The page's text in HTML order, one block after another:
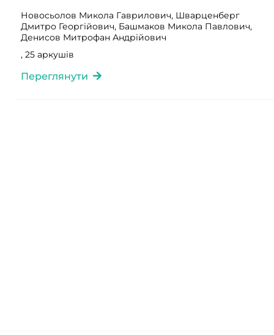
Новосьолов Микола Гаврилович, Шварценберг
Дмитро Георгійович, Башмаков Микола Павлович,
Денисов Митрофан Андрійович
, 25 аркушів
Переглянути